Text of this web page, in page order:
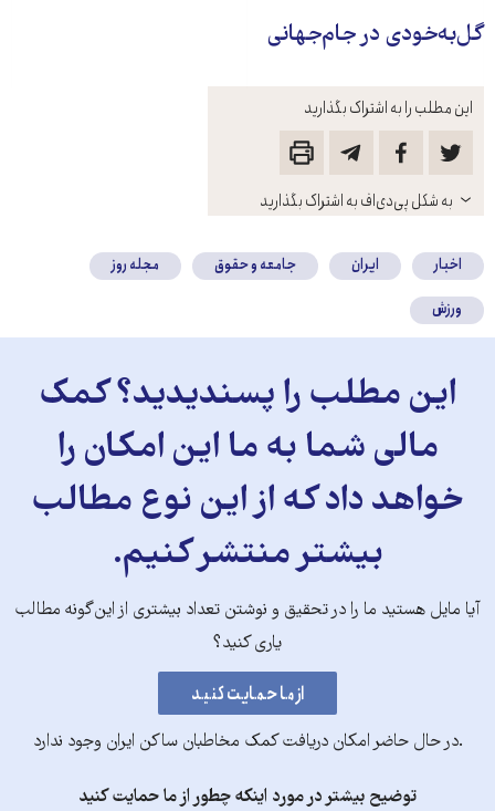
این مطلب را به اشتراک بگذارید
باز
کنید
به شکل پی‌دی‌اف به اشتراک بگذارید
گل‌به‌خودی در جام‌جهانی
اخبار ایران جامعه و حقوق
مجله روز
ورزش
این مطلب را پسندیدید؟ کمک
مالی شما به ما این امکان را
خواهد داد که از این نوع مطالب
بیشتر منتشر کنیم.
آیا مایل هستید ما را در تحقیق و نوشتن تعداد بیشتری از این‌گونه مطالب
یاری کنید؟
.در حال حاضر امکان دریافت کمک مخاطبان ساکن ایران وجود ندارد
توضیح بیشتر در مورد اینکه چطور از ما حمایت کنید